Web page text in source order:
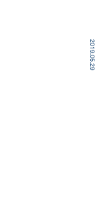
2019.05.29